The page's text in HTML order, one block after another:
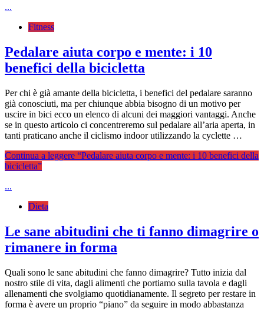
...
Fitness
Pedalare aiuta corpo e mente: i 10
benefici della bicicletta
Per chi è già amante della bicicletta, i benefici del pedalare saranno
già conosciuti, ma per chiunque abbia bisogno di un motivo per
uscire in bici ecco un elenco di alcuni dei maggiori vantaggi. Anche
se in questo articolo ci concentreremo sul pedalare all’aria aperta, in
tanti praticano anche il ciclismo indoor utilizzando la cyclette …
Continua a leggere “Pedalare aiuta corpo e mente: i 10 benefici della
bicicletta”
...
Dieta
Le sane abitudini che ti fanno dimagrire o
rimanere in forma
Quali sono le sane abitudini che fanno dimagrire? Tutto inizia dal
nostro stile di vita, dagli alimenti che portiamo sulla tavola e dagli
allenamenti che svolgiamo quotidianamente. Il segreto per restare in
forma è avere un proprio “piano” da seguire in modo abbastanza